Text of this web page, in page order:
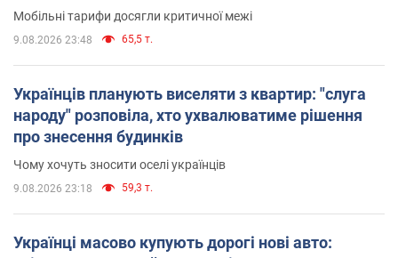
Мобільні тарифи досягли критичної межі
9.08.2026 23:48 65,5 т.
Українців планують виселяти з квартир: "слуга
народу" розповіла, хто ухвалюватиме рішення
про знесення будинків
Чому хочуть зносити оселі українців
9.08.2026 23:18 59,3 т.
Українці масово купують дорогі нові авто: